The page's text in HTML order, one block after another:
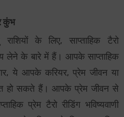
कुंभ
के लिए, साप्ताहिक टैरो
लेने के बारे में हैं। आपके साप्ताहिक
ये आपके करियर, प्रेम जीवन या
हो सकते हैं। आपके प्रेम जीवन से
प्रेम टैरो रीडिंग भविष्यवाणी